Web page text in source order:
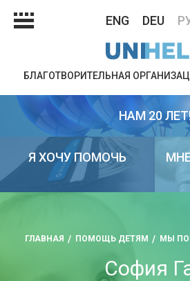
ENG DEU
БЛАГОТВОРИТЕЛЬНАЯ
НАМ 20
Я ХОЧУ ПОМОЧЬ
ГЛАВНАЯ ПОМОЩЬ ДЕТЯМ МЫ
София